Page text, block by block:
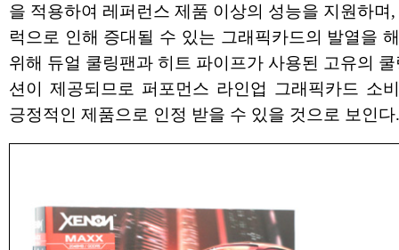
을 적용하여 레퍼런스 제품 이상의 성능을 지원하며
럭으로 인해 증대될 수 있는 그래픽카드의 발열을
위해 듀얼 쿨링팬과 히트 파이프가 사용된 고유의
션이 제공되므로 퍼포먼스 라인업 그래픽카드 소
긍정적인 제품으로 인정 받을 수 있을 것으로 보인다.